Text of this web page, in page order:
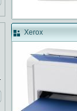
Xerox